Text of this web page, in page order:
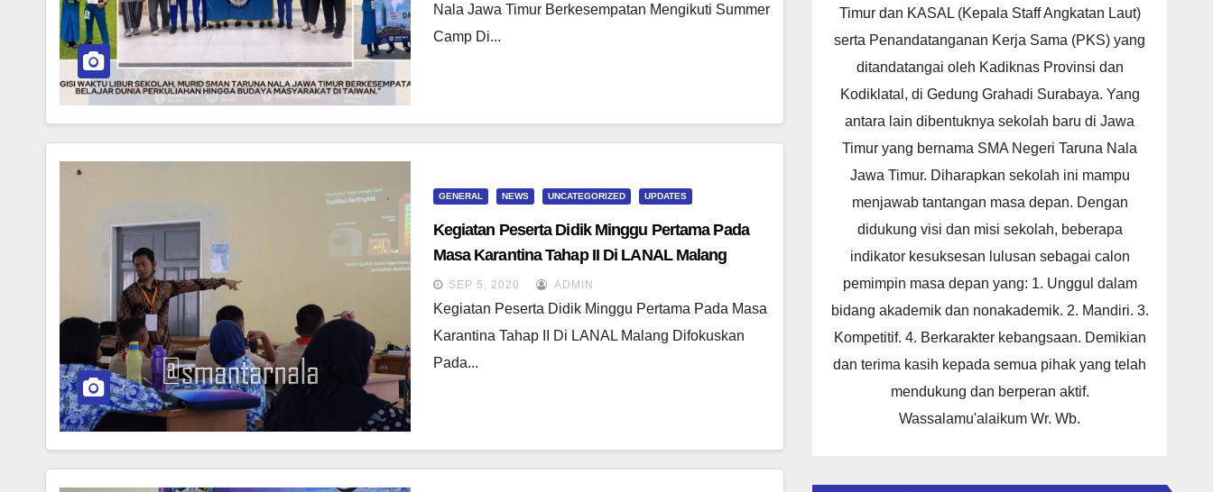
Nala Jawa Timur Berkesempatan Mengikuti Summer
Camp Di...
GENERAL NEWS UNCATEGORIZED UPDATES
Kegiatan Peserta Didik Minggu Pertama Pada
Masa Karantina Tahap II Di LANAL Malang
SEP 5, 2020 ADMIN
Kegiatan Peserta Didik Minggu Pertama Pada Masa
Karantina Tahap II Di LANAL Malang Difokuskan
Pada...
Timur dan KASAL (Kepala Staff Angkatan Laut)
serta Penandatanganan Kerja Sama (PKS) yang
ditandatangai oleh Kadiknas Provinsi dan
Kodiklatal, di Gedung Grahadi Surabaya. Yang
antara lain dibentuknya sekolah baru di Jawa
Timur yang bernama SMA Negeri Taruna Nala
Jawa Timur. Diharapkan sekolah ini mampu
menjawab tantangan masa depan. Dengan
didukung visi dan misi sekolah, beberapa
indikator kesuksesan lulusan sebagai calon
pemimpin masa depan yang: 1. Unggul dalam
bidang akademik dan nonakademik. 2. Mandiri. 3.
Kompetitif. 4. Berkarakter kebangsaan. Demikian
dan terima kasih kepada semua pihak yang telah
mendukung dan berperan aktif.
Wassalamu'alaikum Wr. Wb.